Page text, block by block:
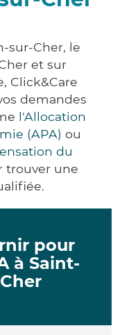
sur-Cher, le
et sur
Click&Care
demandes
l'Allocation
(APA) ou
du
trouver une
pour
à Saint-